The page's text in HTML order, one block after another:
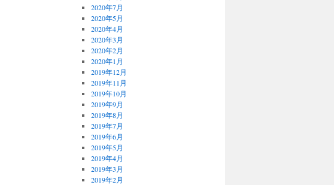
2020年7月
2020年5月
2020年4月
2020年3月
2020年2月
2020年1月
2019年12月
2019年11月
2019年10月
2019年9月
2019年8月
2019年7月
2019年6月
2019年5月
2019年4月
2019年3月
2019年2月